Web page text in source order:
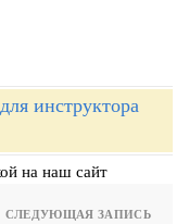
инструктора
на наш сайт
СЛЕДУЮЩАЯ ЗАПИСЬ